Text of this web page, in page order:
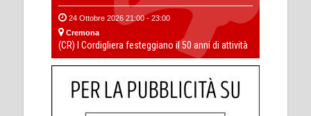
24 Ottobre 2026 21:00 - 23:00
Cremona
(CR) I Cordigliera festeggiano il 50 anni di attività